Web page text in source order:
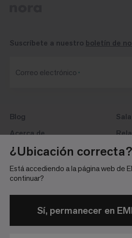
¿Ubicación correcta?
Está accediendo a la página web de
continuar?
Sí, permanecer en
Blog
Acerca de
Vacantes
Ubicaciones
Suscríbete a nuestro boletín de
Correo electrónico